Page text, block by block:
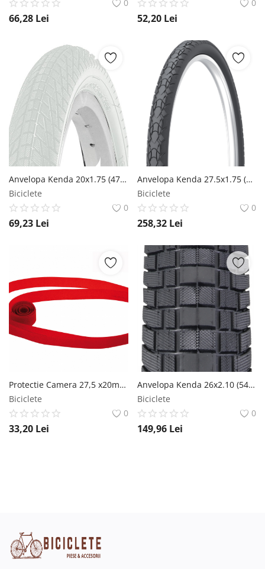
0
66,28 Lei
0
52,20 Lei
Anvelopa Kenda 20x1.75 (47-406) Kontact 22Tpi Alb Kenda
Biciclete
0
69,23 Lei
Anvelopa Kenda 27.5x1.75 (44-584) Kwich Journey E-BIke SRC K-Shield 60Tpi Kenda
Biciclete
0
258,32 Lei
Protectie Camera 27,5 x20mm 2Buc Rigid Culoare Rosie RMS
Biciclete
0
33,20 Lei
Anvelopa Kenda 26x2.10 (54-559) Kwick E-Bike DTC 60Tpi Kenda
Biciclete
0
149,96 Lei